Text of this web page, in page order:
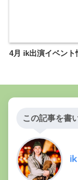
4月 ik出演イベント
この記事を書
ik